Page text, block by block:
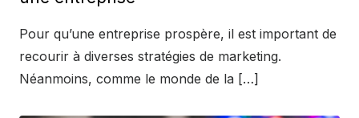
Pour qu’une entreprise prospère, il est important de
recourir à diverses stratégies de marketing.
Néanmoins, comme le monde de la […]